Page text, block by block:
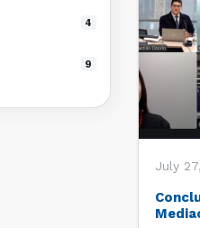
July
4
9